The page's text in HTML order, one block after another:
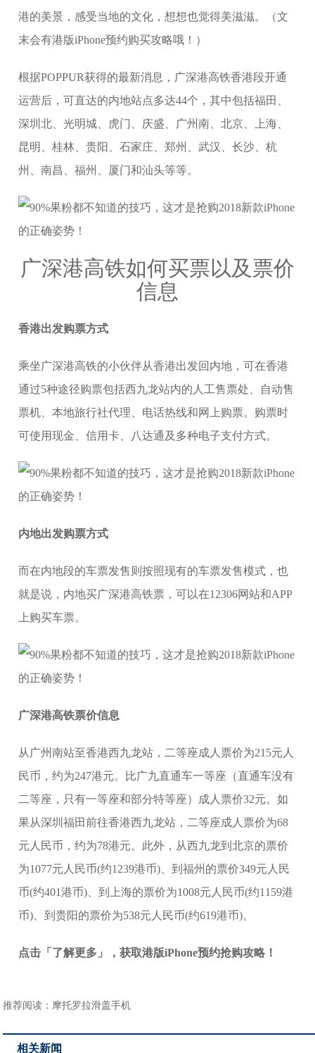
港的美景，感受当地的文化，想想也觉得美滋滋。（文
末会有港版iPhone预约购买攻略哦！）
根据POPPUR获得的最新消息，广深港高铁香港段开通
运营后，可直达的内地站点多达44个，其中包括福田、
深圳北、光明城、虎门、庆盛、广州南、北京、上海、
昆明、桂林、贵阳、石家庄、郑州、武汉、长沙、杭
州、南昌、福州、厦门和汕头等等。
广深港高铁如何买票以及票价
信息
香港出发购票方式
乘坐广深港高铁的小伙伴从香港出发回内地，可在香港
通过5种途径购票包括西九龙站内的人工售票处、自动售
票机、本地旅行社代理、电话热线和网上购票。购票时
可使用现金、信用卡、八达通及多种电子支付方式。
内地出发购票方式
而在内地段的车票发售则按照现有的车票发售模式，也
就是说，内地买广深港高铁票，可以在12306网站和APP
上购买车票。
广深港高铁票价信息
从广州南站至香港西九龙站，二等座成人票价为215元人
民币，约为247港元。比广九直通车一等座（直通车没有
二等座，只有一等座和部分特等座）成人票价32元。如
果从深圳福田前往香港西九龙站，二等座成人票价为68
元人民币，约为78港元。此外，从西九龙到北京的票价
为1077元人民币(约1239港币)、到福州的票价349元人民
币(约401港币)、到上海的票价为1008元人民币(约1159港
币)、到贵阳的票价为538元人民币(约619港币)。
点击「了解更多」，获取港版iPhone预约抢购攻略！
推荐阅读： 摩托罗拉滑盖手机
相关新闻